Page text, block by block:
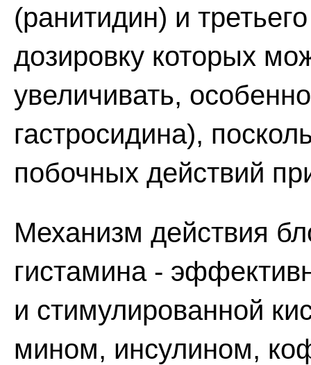
(ранитидин) и
дозировку которых
увеличивать,
гастросидина),
побочных действий
Механизм действия
гистамина -
и стимулированной
мином, инсулином,